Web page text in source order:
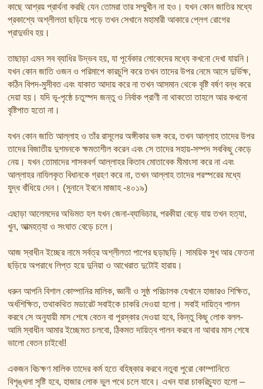
কাছে আশ্রয় প্রার্থনা করছি যেন তোমরা তার সম্মুখীন না হও। যখন কোন জাতির মধ্যে
প্রকাশ্যে অশ্লীলতা ছড়িয়ে পড়ে তখন সেখানে মহামারী আকারে প্লেগ রোগের
প্রাদুর্ভাব হয়।
তাছাড়া এমন সব ব্যাধির উদ্ভব হয়, যা পূর্বেকার লোকেদের মধ্যে কখনো দেখা যায়নি।
যখন কোন জাতি ওজন ও পরিমাপে কারচুপি করে তখন তাদের উপর নেমে আসে দুর্ভিক্ষ,
কঠিন বিপদ-মুসীবত এবং যাকাত আদায় করে না তখন আসমান থেকে বৃষ্টি বর্ষণ বন্ধ করে
দেয়া হয়। যদি ভূ-পৃষ্ঠে চতুস্পদ জন্তু ও নির্বাক প্রাণী না থাকতো তাহলে আর কখনো
বৃষ্টিপাত হতো না।
যখন কোন জাতি আল্লাহ ও তাঁর রাসূলের অঙ্গীকার ভঙ্গ করে, তখন আল্লাহ তাদের উপর
তাদের বিজাতীয় দুশমনকে ক্ষমতাশীল করেন এবং সে তাদের সহায়-সম্পদ সবকিছু কেড়ে
নেয়। যখন তোমাদের শাসকবর্গ আল্লাহর কিতাব মোতাবেক মীমাংসা করে না এবং
আল্লাহর নাযিলকৃত বিধানকে গ্রহণ করে না, তখন আল্লাহ তাদের পরস্পরের মধ্যে
যুদ্ধ বাঁধিয়ে দেন। (সুনানে ইবনে মাজাহ -৪০১৯)
এছাড়া আলেমদের অভিমত হল যখন জেনা-ব্যাভিচার, পরকীয়া বেড়ে যায় তখন হত্যা,
খুন, আত্মহত্যা ও সংঘাত বেড়ে চলে।
আজ স্বাধীন ইচ্ছের নামে সর্বত্র অশ্লীলতা পাপের ছড়াছড়ি। সাময়িক সুখ আর ফেতনা
ছড়িয়ে অপরাধে লিপ্ত হয়ে দুনিয়া ও আখেরাত দুটোই হারায়।
ধরুন আপনি বিশাল কোম্পানির মালিক, জ্ঞানী ও সুষ্ঠ পরিচালক যেখানে হাজারও শিক্ষিত,
অর্ধশিক্ষিত, তথাকথিত মডারেট সবাইকে চাকরি দেওয়া হলো। সবাই দায়িত্ব পালন
করবে সে অনুযায়ী মাস শেষে বেতন বা পুরস্কার দেওয়া হবে, কিন্তু কিছু লোক বলল-
আমি স্বাধীন আমার ইচ্ছেমত চলবো, ঠিকমত দায়িত্ব পালন করবে না আবার মাস শেষে
ভালো বেতন চাইবে!!
একজন বিচক্ষণ মালিক তাদের কর্ম হতে বহিষ্কার করবে নতুবা পুরো কোম্পানিতে
বিশৃঙ্খলা সৃষ্টি হবে, হাজার লোক ভুল পথে চলে যাবে। এখন যারা চাকরিচ্যুত হলো –